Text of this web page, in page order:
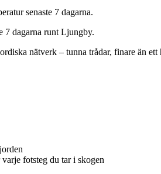
senaste 7 dagarna.
7 dagarna runt Ljungby.
nätverk – tunna trådar, finare än
fotsteg du tar i skogen